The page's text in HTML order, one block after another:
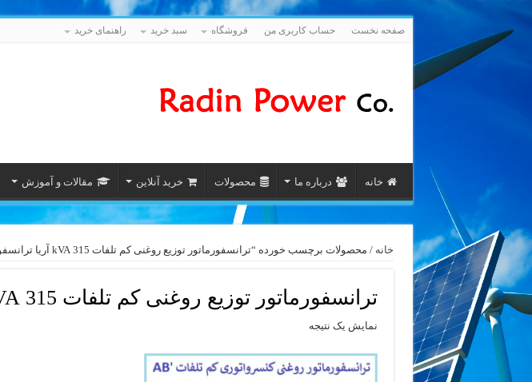
صفحه نخست حساب کاربری من فروشگاه سبد خرید راهنمای خرید
خانه درباره ما محصولات خرید آنلاین مقالات و آموزش
خانه / محصولات برچسب خورده “ترانسفورماتور توزیع روغنی کم تلفات 315 kVA آریا ترانسفو”
ترانسفورماتور توزیع روغنی کم تلفات 315 kVA آریا ترانسفو
نمایش یک نتیجه